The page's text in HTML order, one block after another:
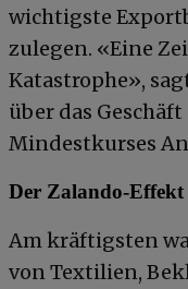
wichtigste
zulegen. «Eine
Katastrophe»,
über das
Mindestkurses
Der Zalando-
Am kräftigsten
von Textilien,